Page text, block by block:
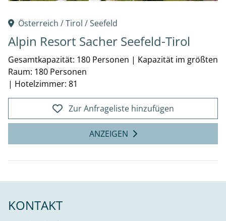
Österreich /Tirol /Seefeld
Alpin Resort Sacher Seefeld-Tirol
Gesamtkapazität: 180 Personen | Kapazität im größten
Raum: 180 Personen
| Hotelzimmer: 81
Zur Anfrageliste hinzufügen
ANZEIGEN
KONTAKT